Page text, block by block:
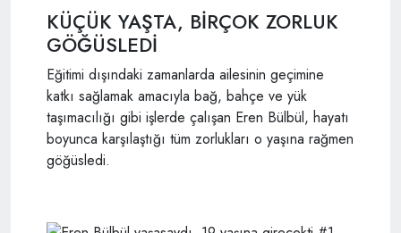
KÜÇÜK YAŞTA, BİRÇOK ZORLUK
GÖĞÜSLEDİ
Eğitimi dışındaki zamanlarda ailesinin geçimine
katkı sağlamak amacıyla bağ, bahçe ve yük
taşımacılığı gibi işlerde çalışan Eren Bülbül, hayatı
boyunca karşılaştığı tüm zorlukları o yaşına rağmen
göğüsledi.